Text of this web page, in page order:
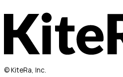
© KiteRa, Inc.